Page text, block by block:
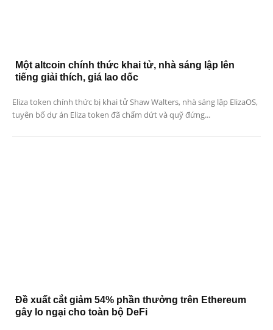
Một altcoin chính thức khai tử, nhà sáng lập lên
tiếng giải thích, giá lao dốc
Eliza token chính thức bị khai tử Shaw Walters, nhà sáng lập ElizaOS,
tuyên bố dự án Eliza token đã chấm dứt và quỹ đứng...
Đề xuất cắt giảm 54% phần thưởng trên Ethereum
gây lo ngại cho toàn bộ DeFi